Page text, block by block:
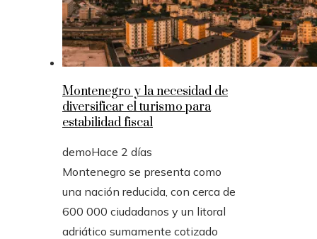
Montenegro y la necesidad de
diversificar el turismo para
estabilidad fiscal
demoHace 2 días
Montenegro se presenta como
una nación reducida, con cerca de
600 000 ciudadanos y un litoral
adriático sumamente cotizado